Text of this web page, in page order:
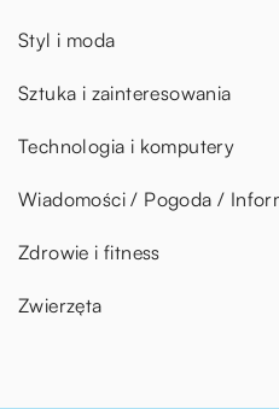
Styl i moda
Sztuka i zainteresowania
Technologia i komputery
Wiadomości / Pogoda /
Zdrowie i fitness
Zwierzęta